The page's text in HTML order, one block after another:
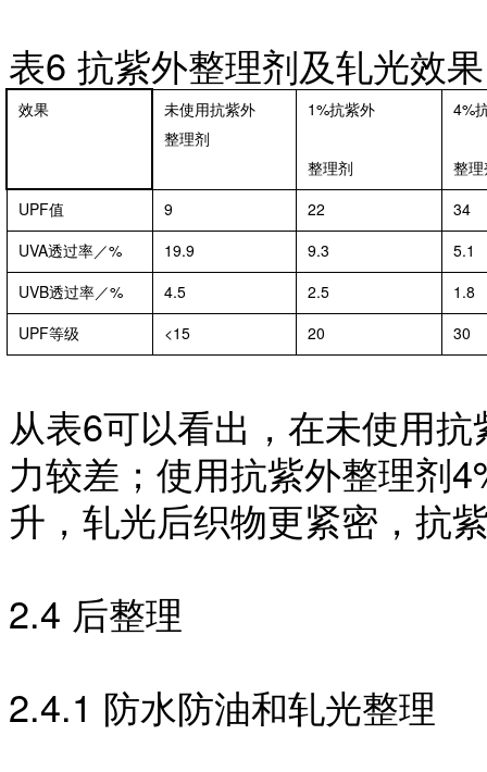
表6 抗紫外整理剂及轧光效果
效果
未使用抗紫外
整理剂
1%抗紫外
整理剂
4%
整
UPF值
9 22
34
UVA透过率／%
19.9 9.3
5.1
UVB透过率／%
4.5 2.5
1.8
UPF等级
<15 20 30
从表6可以看出，在未使用
力较差；使用抗紫外整理剂
升，轧光后织物更紧密，抗
2.4 后整理
2.4.1 防水防油和轧光整理